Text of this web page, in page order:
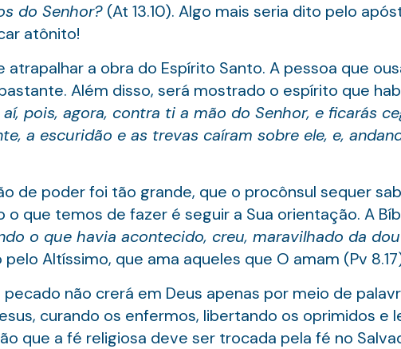
do Senhor?(At 13.10). Algo mais seria dito pelo
atônito!
atrapalhar a obra do Espírito Santo. A pessoa que
Além disso, será mostrado o espírito que
aí, pois, agora, contra ti a mão do Senhor, e ficarás
a escuridão e as trevas caíram sobre ele, e,
de poder foi tão grande, que o procônsul sequer
o que temos de fazer é seguir a Sua orientação. A
o que havia acontecido, creu, maravilhado da
Altíssimo, que ama aqueles que O amam (Pv
não crerá em Deus apenas por meio de
curando os enfermos, libertando os oprimidos e
que a fé religiosa deve ser trocada pela fé no